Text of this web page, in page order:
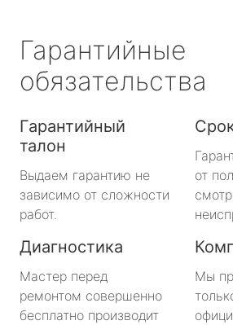
Гарантийные
обязательства
Гарантийный
талон
Выдаем гарантию не
зависимо от сложности
работ.
от
Диагностика
Мастер перед
ремонтом совершенно
бесплатно производит
Мы